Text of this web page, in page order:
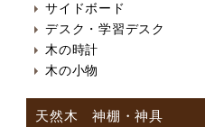
サイドボード
デスク・学習デスク
木の時計
木の小物
天然木 神棚・神具